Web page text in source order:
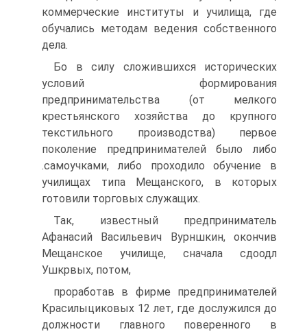
коммерческие институты и училища, где
обучались методам ведения собственного
дела.
Бо в силу сложившихся исторических
условий формирования
предпринимательства (от мелкого
крестьянского хозяйства до крупного
текстильного производства) первое
поколение предпринимателей было либо
.самоучками, либо проходило обучение в
училищах типа Мещанского, в которых
готовили торговых служащих.
Так, известный предприниматель
Афанасий Васильевич Вурншкин, окончив
Мещанское училище, сначала сдоодл
Ушкрвых, потом,
проработав в фирме предпринимателей
Красилыциковых 12 лет, где дослужился до
должности главного поверенного в